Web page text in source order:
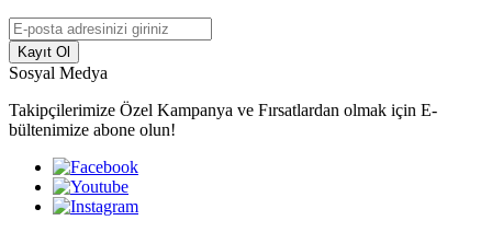
Kayıt Ol
Sosyal Medya
Takipçilerimize Özel Kampanya ve Fırsatlardan olmak için E-
bültenimize abone olun!